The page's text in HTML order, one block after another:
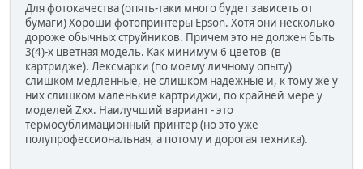
Для фотокачества (опять-таки много будет зависеть от
бумаги) Хороши фотопринтеры Epson. Хотя они несколько
дороже обычных струйников. Причем это не должен быть
3(4)-х цветная модель. Как минимум 6 цветов (в
картридже). Лексмарки (по моему личному опыту)
слишком медленные, не слишком надежные и, к тому же у
них слишком маленькие картриджи, по крайней мере у
моделей Zxx. Наилучший вариант - это
термосублимационный принтер (но это уже
полупрофессиональная, а потому и дорогая техника).